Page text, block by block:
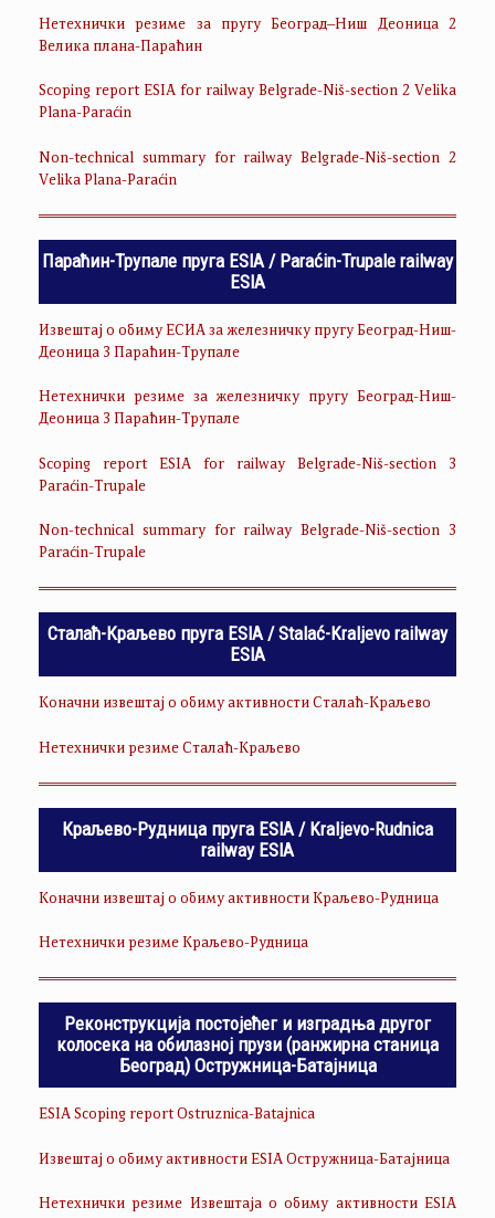
Нетехнички резиме за пругу Београд–Ниш Деоница 2
Велика плана-Параћин
Scoping report ESIA for railway Belgrade-Niš-section 2 Velika
Plana-Paraćin
Non-technical summary for railway Belgrade-Niš-section 2
Velika Plana-Paraćin
Параћин-Трупале пруга ESIA / Paraćin-Trupale railway
ESIA
Извештај о обиму ЕСИА за железничку пругу Београд-Ниш-
Деоница 3 Параћин-Трупале
Нетехнички резиме за железничку пругу Београд-Ниш-
Деоница 3 Параћин-Трупале
Scoping report ESIA for railway Belgrade-Niš-section 3
Paraćin-Trupale
Non-technical summary for railway Belgrade-Niš-section 3
Paraćin-Trupale
Сталаћ-Краљево пруга ESIA / Stalać-Kraljevo railway
ESIA
Коначни извештај о обиму активности Сталаћ-Краљево
Нетехнички резиме Сталаћ-Краљево
Краљево-Рудница пруга ESIA / Kraljevo-Rudnica
railway ESIA
Коначни извештај о обиму активности Краљево-Рудница
Нетехнички резиме Краљево-Рудница
Реконструкција постојећег и изградња другог
колосека на обилазној прузи (ранжирна станица
Београд) Остружница-Батајница
ESIA Scoping report Ostruznica-Batajnica
Извештај о обиму активности ESIA Остружница-Батајница
Нетехнички резиме Извештаја о обиму активности ESIA